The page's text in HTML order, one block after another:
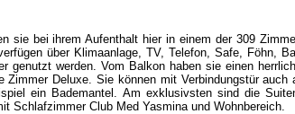
sie bei ihrem Aufenthalt hier in einem der 309
über Klimaanlage, TV, Telefon, Safe, Föhn,
genutzt werden. Vom Balkon haben sie einen
Zimmer Deluxe. Sie können mit Verbindungstür
ein Bademantel. Am exklusivsten sind die
Schlafzimmer Club Med Yasmina und Wohnbereich.